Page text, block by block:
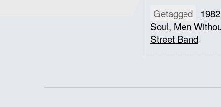
Getagged 1982
Soul, Men
Street Band